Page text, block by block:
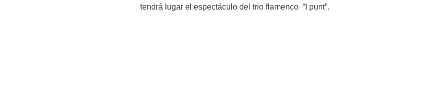
tendrá lugar el espectáculo del trio flamenco “I punt”.